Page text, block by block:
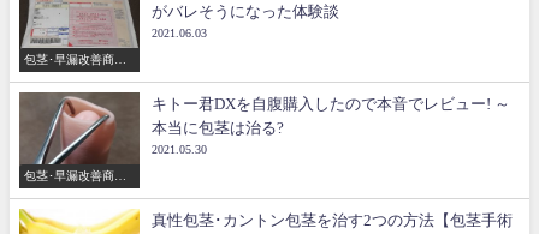
包茎･早漏改善商品
がバレそうになった体験談
2021.06.03
包茎･早漏改善商品
キトー君DXを自腹購入したので本音でレビュー! ～
本当に包茎は治る?
2021.05.30
真性包茎･カントン包茎を治す2つの方法【包茎手術